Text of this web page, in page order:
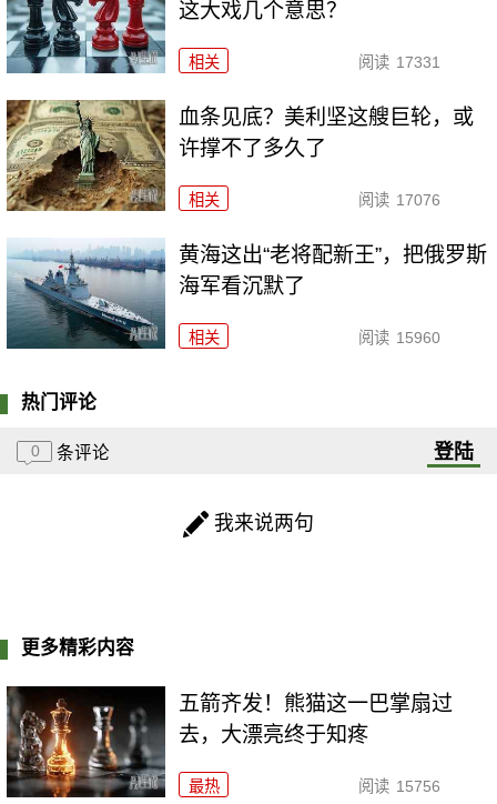
这大戏几个意思？
相关 阅读 17331
血条见底？美利坚这艘巨轮，或
许撑不了多久了
相关 阅读 17076
黄海这出“老将配新王”，把俄罗斯
海军看沉默了
相关 阅读 15960
热门评论
0 条评论 登陆
我来说两句
更多精彩内容
五箭齐发！熊猫这一巴掌扇过
去，大漂亮终于知疼
最热 阅读 15756